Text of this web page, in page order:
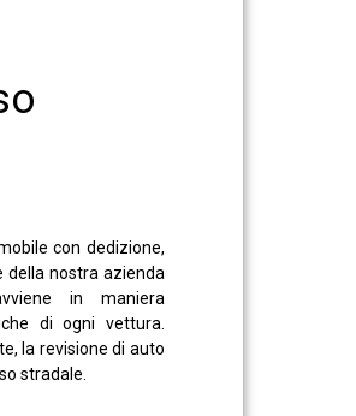
con dedizione,
della nostra azienda
in maniera
di ogni vettura.
la revisione di auto
stradale.